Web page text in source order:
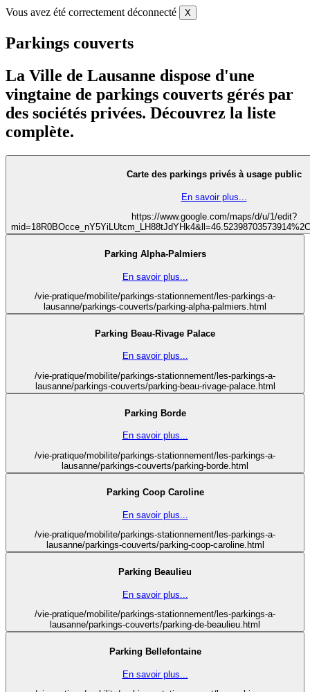
Vous avez été correctement déconnecté X
Parkings couverts
La Ville de Lausanne dispose d'une
vingtaine de parkings couverts gérés par
des sociétés privées. Découvrez la liste
complète.
Carte des parkings privés à usage public
En savoir plus...
https://www.google.com/maps/d/u/1/edit?
Parking Alpha-Palmiers
En savoir plus...
/vie-pratique/mobilite/parkings-stationnement/les-parkings-a-
lausanne/parkings-couverts/parking-alpha-palmiers.html
Parking Beau-Rivage Palace
En savoir plus...
/vie-pratique/mobilite/parkings-stationnement/les-parkings-a-
lausanne/parkings-couverts/parking-beau-rivage-palace.html
Parking Borde
En savoir plus...
/vie-pratique/mobilite/parkings-stationnement/les-parkings-a-
lausanne/parkings-couverts/parking-borde.html
Parking Coop Caroline
En savoir plus...
/vie-pratique/mobilite/parkings-stationnement/les-parkings-a-
lausanne/parkings-couverts/parking-coop-caroline.html
Parking Beaulieu
En savoir plus...
/vie-pratique/mobilite/parkings-stationnement/les-parkings-a-
lausanne/parkings-couverts/parking-de-beaulieu.html
Parking Bellefontaine
En savoir plus...